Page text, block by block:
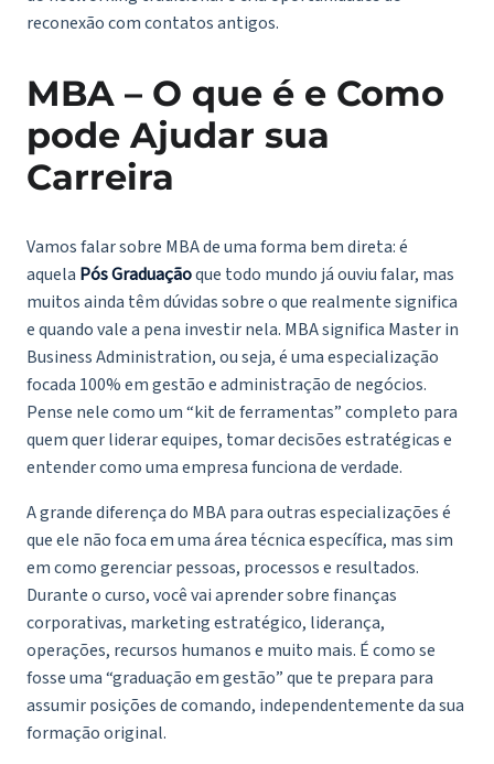
reconexão com contatos antigos.
MBA – O que é e Como
pode Ajudar sua
Carreira
Vamos falar sobre MBA de uma forma bem direta: é
aquela Pós Graduaçãoque todo mundo já ouviu falar, mas
muitos ainda têm dúvidas sobre o que realmente significa
e quando vale a pena investir nela. MBA significa Master in
Business Administration, ou seja, é uma especialização
focada 100% em gestão e administração de negócios.
Pense nele como um “kit de ferramentas” completo para
quem quer liderar equipes, tomar decisões estratégicas e
entender como uma empresa funciona de verdade.
A grande diferença do MBA para outras especializações é
que ele não foca em uma área técnica específica, mas sim
em como gerenciar pessoas, processos e resultados.
Durante o curso, você vai aprender sobre finanças
corporativas, marketing estratégico, liderança,
operações, recursos humanos e muito mais. É como se
fosse uma “graduação em gestão” que te prepara para
assumir posições de comando, independentemente da sua
formação original.